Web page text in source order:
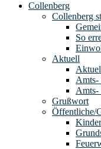
Collenberg
Collenberg
So
Aktuell
Amts-
Amts-
Grußwort
Öffentliche/